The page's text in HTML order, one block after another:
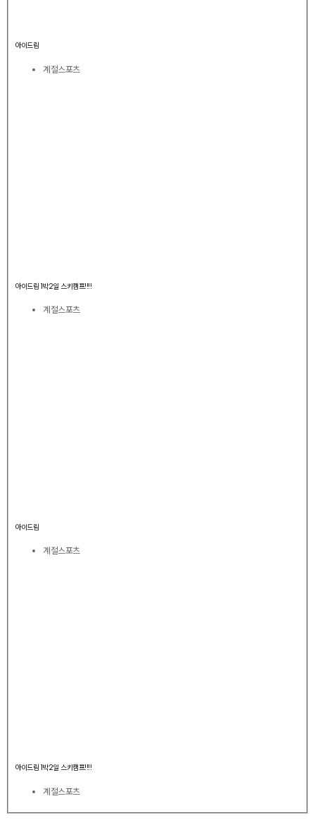
아이드림
계절스포츠
아이드림 1박2일 스키캠프!!!!
계절스포츠
아이드림
계절스포츠
아이드림 1박2일 스키캠프!!!!
계절스포츠